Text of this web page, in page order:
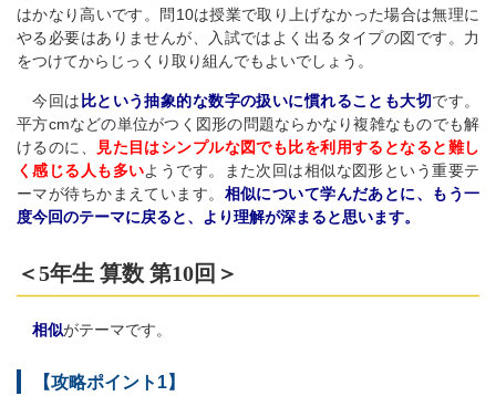
はかなり高いです。問10は授業で取り上げなかった場合は無理に
やる必要はありませんが、入試ではよく出るタイプの図です。力
をつけてからじっくり取り組んでもよいでしょう。
今回は 比という抽象的な数字の扱いに慣れることも大切です。
平方cmなどの単位がつく図形の問題ならかなり複雑なものでも解
けるのに、
見た目はシンプルな図でも比を利用するとなると難し
く感じる人も多いようです。また次回は相似な図形という重要テ
ーマが待ちかまえています。 相似について学んだあとに、もう一
度今回のテーマに戻ると、より理解が深まると思います。
＜5年生 算数 第10回＞
相似がテーマです。
【攻略ポイント1】